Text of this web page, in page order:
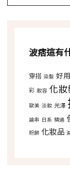
波痞這有
穿搭 染髮 好用
彩 妝容 化妝
歐美 淡妝 光澤
論串 日系 精選
粉餅 化妝品